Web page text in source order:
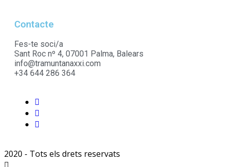
Contacte
Fes-te soci/a
Sant Roc nº 4, 07001 Palma, Balears
info@tramuntanaxxi.com
+34 644 286 364
2020 - Tots els drets reservats